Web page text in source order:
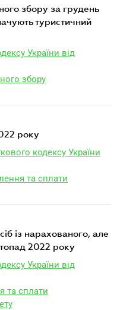
туристичний
України від
збору
року
кодексу України
та сплати
2022 року
України від
та сплати